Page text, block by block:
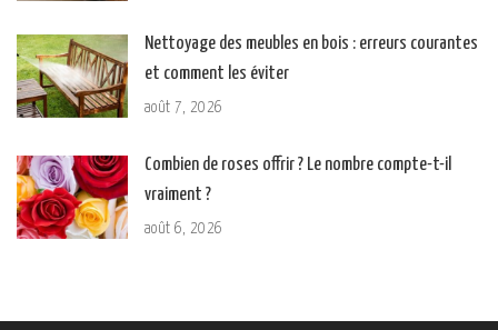
Nettoyage des meubles en bois : erreurs courantes
et comment les éviter
août 7, 2026
Combien de roses offrir ? Le nombre compte-t-il
vraiment ?
août 6, 2026